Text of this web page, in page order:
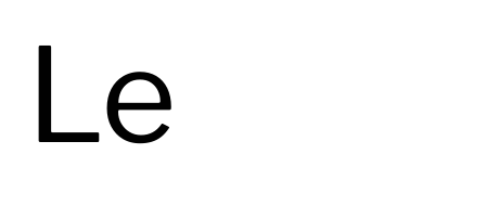
Le